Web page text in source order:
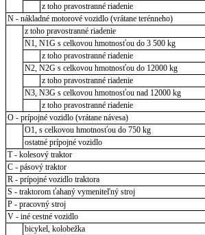
z toho pravostranné riadenie
N - nákladné motorové vozidlo (vrátane terénneho)
z toho pravostranné riadenie
N1, N1G s celkovou hmotnosťou do 3 500 kg
z toho pravostranné riadenie
N2, N2G s celkovou hmotnosťou do 12000 kg
z toho pravostranné riadenie
N3, N3G s celkovou hmotnosťou nad 12000 kg
z toho pravostranné riadenie
O - prípojné vozidlo (vrátane návesa)
O1, s celkovou hmotnosťou do 750 kg
ostatné prípojné vozidlo
T - kolesový traktor
C - pásový traktor
R - prípojné vozidlo traktora
S - traktorom ťahaný vymeniteľný stroj
P - pracovný stroj
V - iné cestné vozidlo
bicykel, kolobežka